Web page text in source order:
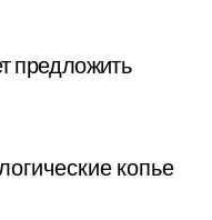
предложить
копье